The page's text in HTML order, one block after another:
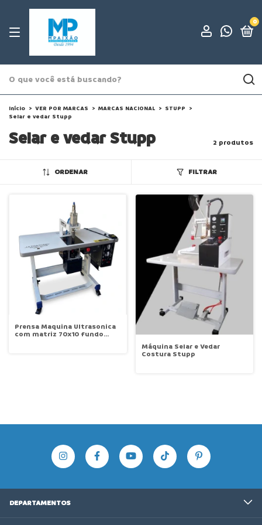
0
Início > VER POR MARCAS > MARCAS NACIONAL > STUPP >
Selar e vedar Stupp
Selar e vedar Stupp 2 produtos
ORDENAR FILTRAR
Prensa Maquina Ultrasonica
com matriz 70x10 fundo
Máquina Selar e Vedar
Costura Stupp
DEPARTAMENTOS